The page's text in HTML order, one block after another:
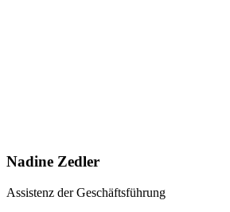
Nadine Zedler
Assistenz der Geschäftsführung